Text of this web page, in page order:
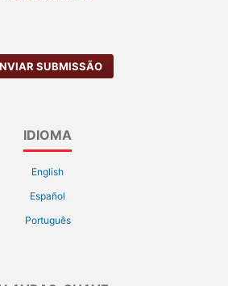
SUBMISSÃO
IDIOMA
English
Español
Português